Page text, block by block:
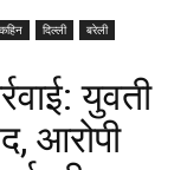
दिल्ली
बरेली
युवती
आरोपी